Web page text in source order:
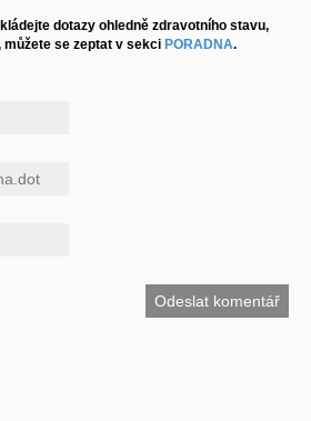
dotazy ohledně zdravotního stavu,
se zeptat v sekci PORADNA.